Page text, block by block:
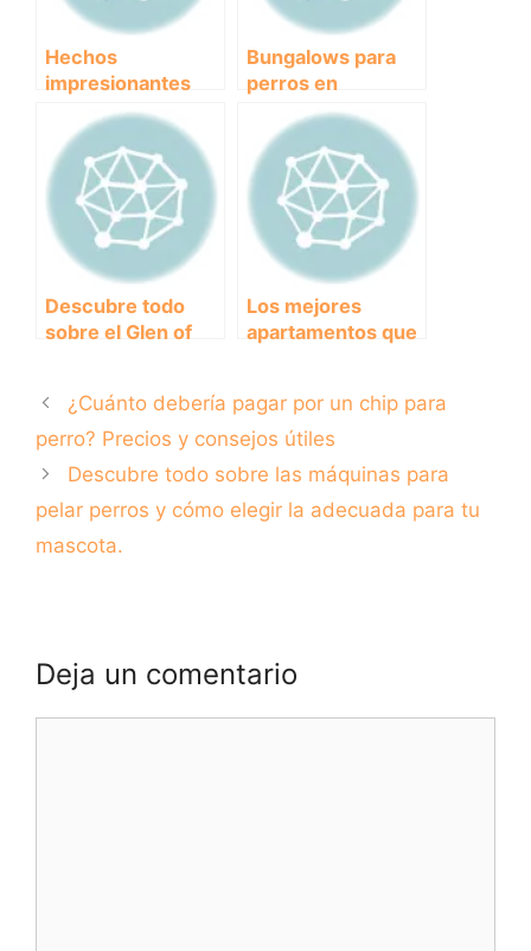
Hechos
impresionantes
sobre la fuerza del
Pitbull
Bungalows para
perros en
Cataluña:
¡Vacaciones juntos
sin
preocupaciones!
Descubre todo
sobre el Glen of
irlandesa llena de
energía y carisma.
Los mejores
apartamentos que
encontrar el hogar
perfecto para ti y
tu peludo amigo
¿Cuánto debería pagar por un chip para
perro? Precios y consejos útiles
Descubre todo sobre las máquinas para
pelar perros y cómo elegir la adecuada para tu
mascota.
Deja un comentario